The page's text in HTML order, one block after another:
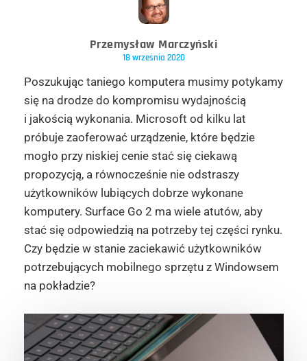
Przemysław Marczyński
18 września 2020
Poszukując taniego komputera musimy potykamy
się na drodze do kompromisu wydajnością
i jakością wykonania. Microsoft od kilku lat
próbuje zaoferować urządzenie, które będzie
mogło przy niskiej cenie stać się ciekawą
propozycją, a równocześnie nie odstraszy
użytkowników lubiących dobrze wykonane
komputery. Surface Go 2 ma wiele atutów, aby
stać się odpowiedzią na potrzeby tej części rynku.
Czy będzie w stanie zaciekawić użytkowników
potrzebujących mobilnego sprzętu z Windowsem
na pokładzie?